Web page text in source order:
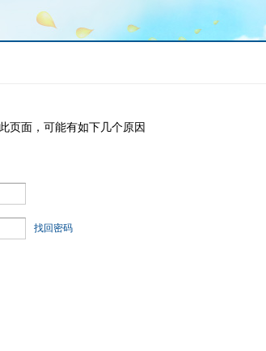
页面，可能有如下几个原因
找回密码